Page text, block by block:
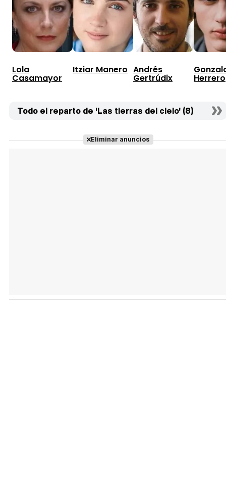
Lola
Casamayor
Itziar Manero Andrés
Gertrúdix Herrero
Todo el reparto de 'Las tierras del cielo' (8)
Eliminar anuncios